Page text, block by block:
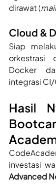
dirawat (
Cloud &
Siap
orkestrasi
Docker
integrasi CI/
Hasil
Advanced